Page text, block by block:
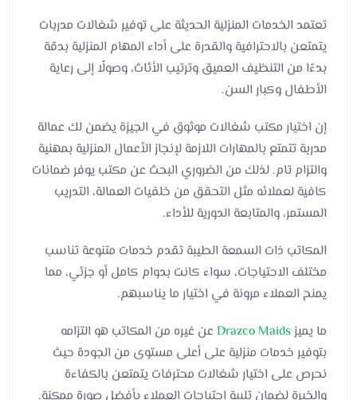
تعتمد الخدمات المنزلية الحديثة على توفير شغالات مدربات
يتمتعن بالاحترافية والقدرة على أداء المهام المنزلية بدقة
بدءًا من التنظيف العميق وترتيب الأثاث، وصولًا إلى رعاية
الأطفال وكبار السن.
إن اختيار مكتب شغالات موثوق في الجيزة يضمن لك عمالة
مدربة تتمتع بالمهارات اللازمة لإنجاز الأعمال المنزلية بمهنية
والتزام تام. لذلك من الضروري البحث عن مكتب يوفر ضمانات
كافية لعملائه مثل التحقق من خلفيات العمالة، التدريب
المستمر، والمتابعة الدورية للأداء.
المكاتب ذات السمعة الطيبة تقدم خدمات متنوعة تناسب
مختلف الاحتياجات، سواء كانت بدوام كامل أو جزئي، مما
يمنح العملاء مرونة في اختيار ما يناسبهم.
ما يميزDrazco Maids عن غيره من المكاتب هو التزامه
بتوفير خدمات منزلية على أعلى مستوى من الجودة حيث
نحرص على اختيار شغالات محترفات يتمتعن بالكفاءة